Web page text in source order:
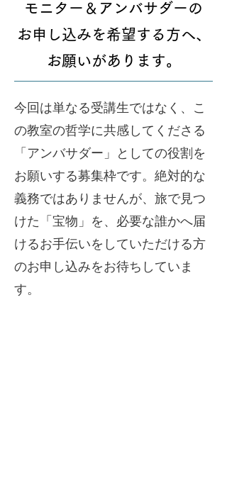
モニター＆アンバサダーの
​お申し込みを希望する方へ、
お願いがあります。
今回は単なる受講生ではなく、こ
の教室の哲学に共感してくださる
「アンバサダー」としての役割を
お願いする募集枠です。絶対的な
義務ではありませんが、旅で見つ
けた「宝物」を、必要な誰かへ届
けるお手伝いをしていただける方
のお申し込みをお待ちしていま
す。